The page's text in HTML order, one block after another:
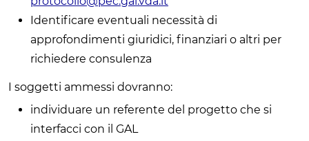
Identificare eventuali necessità di
approfondimenti giuridici, finanziari o altri per
richiedere consulenza
I soggetti ammessi dovranno:
individuare un referente del progetto che si
interfacci con il GAL